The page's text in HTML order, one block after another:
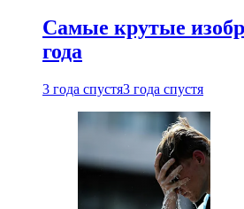
Самые крутые
года
3 года спустя3 года спустя